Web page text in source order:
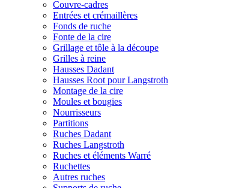
Couvre-cadres
Entrées et crémaillères
Fonds de ruche
Fonte de la cire
Grillage et tôle à la découpe
Grilles à reine
Hausses Dadant
Hausses Root pour Langstroth
Montage de la cire
Moules et bougies
Nourrisseurs
Partitions
Ruches Dadant
Ruches Langstroth
Ruches et éléments Warré
Ruchettes
Autres ruches